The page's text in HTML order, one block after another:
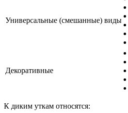
Универсальные (смешанные) виды
Декоративные
К диким уткам относятся: